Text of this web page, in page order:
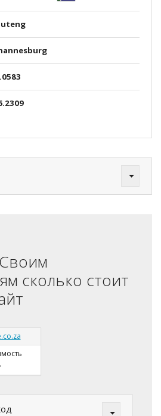
сколько стоит